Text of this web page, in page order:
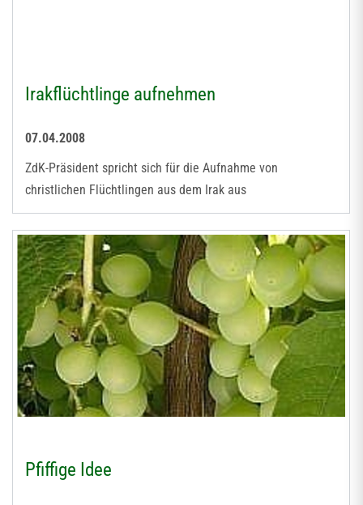
Irakflüchtlinge aufnehmen
07.04.2008
ZdK-Präsident spricht sich für die Aufnahme von
christlichen Flüchtlingen aus dem Irak aus
Pfiffige Idee